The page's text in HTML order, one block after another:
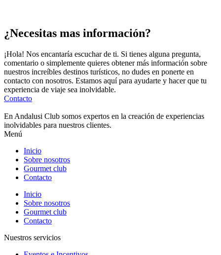
¿Necesitas mas información?
¡Hola! Nos encantaría escuchar de ti. Si tienes alguna pregunta,
comentario o simplemente quieres obtener más información sobre
nuestros increíbles destinos turísticos, no dudes en ponerte en
contacto con nosotros. Estamos aquí para ayudarte y hacer que tu
experiencia de viaje sea inolvidable.
Contacto
En Andalusi Club somos expertos en la creación de experiencias
inolvidables para nuestros clientes.
Menú
Inicio
Sobre nosotros
Gourmet club
Contacto
Inicio
Sobre nosotros
Gourmet club
Contacto
Nuestros servicios